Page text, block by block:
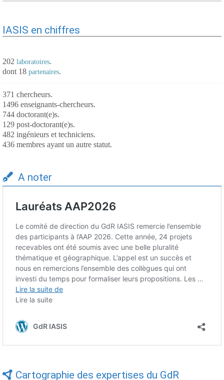
IASIS en chiffres
202 laboratoires.
dont 18 partenaires.
371 chercheurs.
1496 enseignants-chercheurs.
744 doctorant(e)s.
129 post-doctorant(e)s.
482 ingénieurs et techniciens.
436 membres ayant un autre statut.
A noter
Cartographie des expertises du GdR